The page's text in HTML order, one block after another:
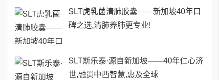
SLT虎乳菌清肺胶囊——新加坡40年口
碑之选,清肺养肺更专业!
SLT斯乐泰·源自新加坡——40年仁心济
世,融贯中西智慧,惠及全球